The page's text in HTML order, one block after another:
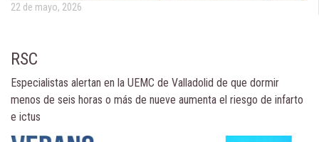
22 de mayo, 2026
RSC
Especialistas alertan en la UEMC de Valladolid de que dormir
menos de seis horas o más de nueve aumenta el riesgo de infarto
e ictus